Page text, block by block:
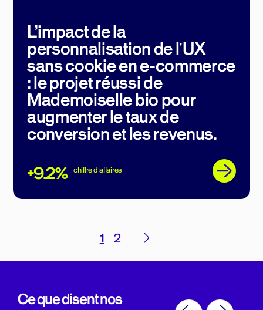
L’impact de la
personnalisation de lʼUX
sans cookie en e-commerce
: le projet réussi de
Mademoiselle bio pour
augmenter le taux de
conversion et les revenus.
+9.2% chiffre dʼaffaires
Pagination
des
publications
1 2
Ce que disent nos